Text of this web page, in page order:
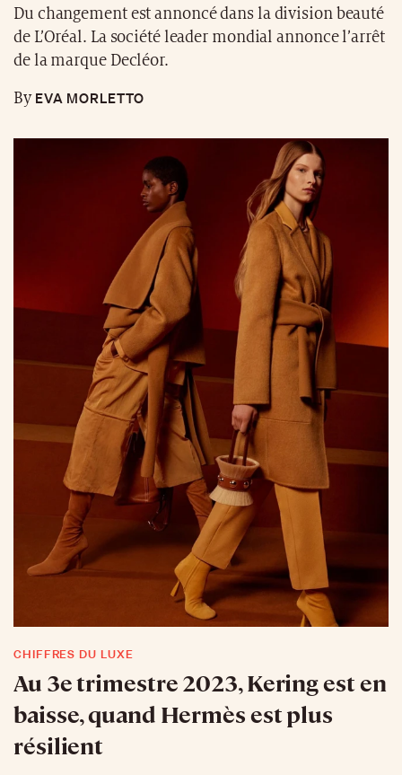
Du changement est annoncé dans la division beauté
de L’Oréal. La société leader mondial annonce l’arrêt
de la marque Decléor.
ByEVA MORLETTO
CHIFFRES DU LUXE
Au 3e trimestre 2023, Kering est en
baisse, quand Hermès est plus
résilient